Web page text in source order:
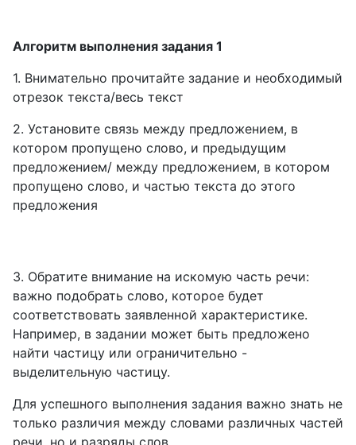
Алгоритм выполнения задания 1
1. Внимательно прочитайте задание и необходимый
отрезок текста/весь текст
2. Установите связь между предложением, в
котором пропущено слово, и предыдущим
предложением/ между предложением, в котором
пропущено слово, и частью текста до этого
предложения
3. Обратите внимание на искомую часть речи:
важно подобрать слово, которое будет
соответствовать заявленной характеристике.
Например, в задании может быть предложено
найти частицу или ограничительно -
выделительную частицу.
Для успешного выполнения задания важно знать не
только различия между словами различных частей
речи, но и разряды слов.